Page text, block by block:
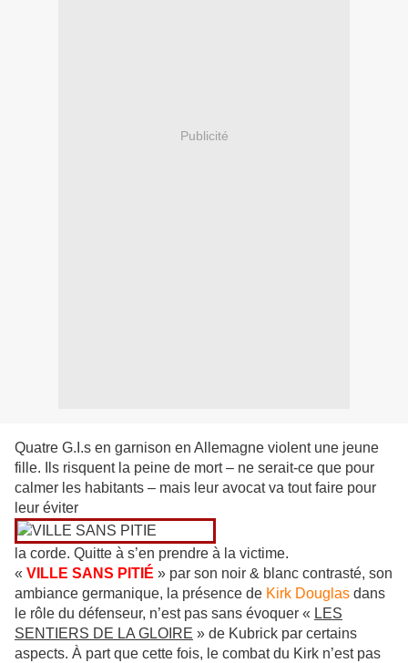
Publicité
Quatre G.I.s en garnison en Allemagne violent une jeune
fille. Ils risquent la peine de mort – ne serait-ce que pour
calmer les habitants – mais leur avocat va tout faire pour
leur éviter
la corde. Quitte à s’en prendre à la victime.
« VILLE SANS PITIÉ » par son noir & blanc contrasté, son
ambiance germanique, la présence de Kirk Douglas dans
le rôle du défenseur, n’est pas sans évoquer « LES
SENTIERS DE LA GLOIRE » de Kubrick par certains
aspects. À part que cette fois, le combat du Kirk n’est pas